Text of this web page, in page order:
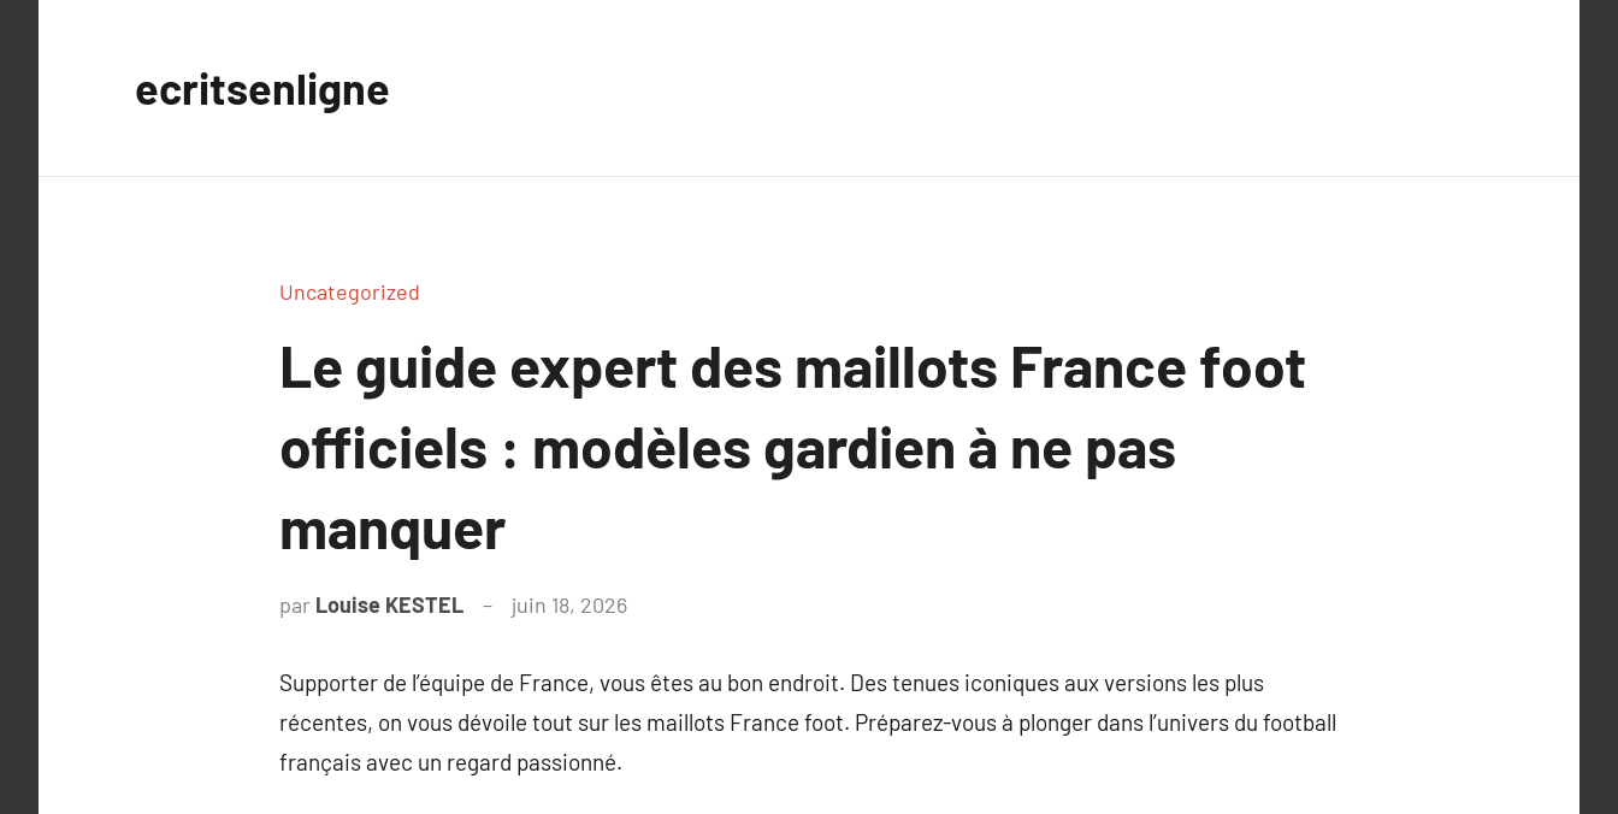
ecritsenligne
Uncategorized
Le guide expert des maillots France foot
officiels : modèles gardien à ne pas
manquer
par Louise KESTEL juin 18, 2026
Supporter de l’équipe de France, vous êtes au bon endroit. Des tenues iconiques aux versions les plus
récentes, on vous dévoile tout sur les maillots France foot. Préparez-vous à plonger dans l’univers du football
français avec un regard passionné.